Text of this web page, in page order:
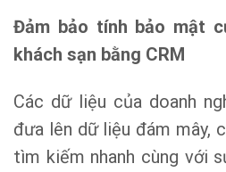
Đảm bảo tính bảo mật
khách sạn bằng CRM
Các dữ liệu của doanh
đưa lên dữ liệu đám mây,
tìm kiếm nhanh cùng với